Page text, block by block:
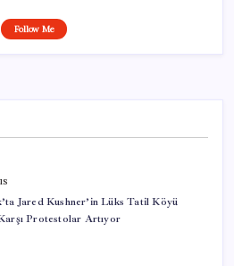
Follow Me
Jared Kushner’in Lüks Tatil Köyü
Protestolar Artıyor